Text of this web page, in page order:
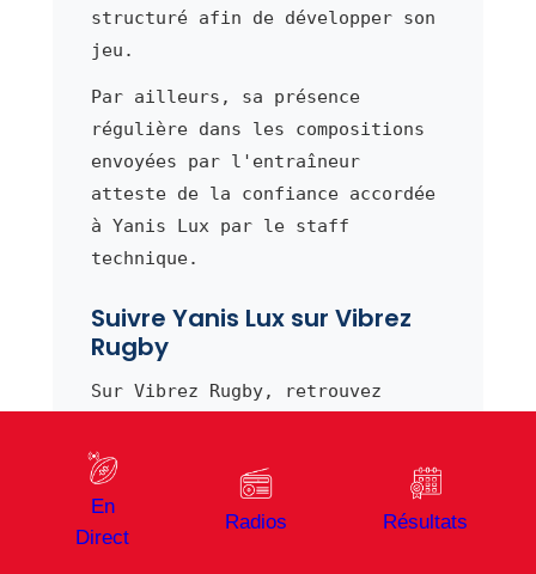
structuré afin de développer son
jeu.
Par ailleurs, sa présence
régulière dans les compositions
envoyées par l'entraîneur
atteste de la confiance accordée
à Yanis Lux par le staff
technique.
Suivre Yanis Lux sur Vibrez
Rugby
Sur Vibrez Rugby, retrouvez
Yanis Lux
réel.
En effet, notre équipe
En
Direct
Radios Résultats